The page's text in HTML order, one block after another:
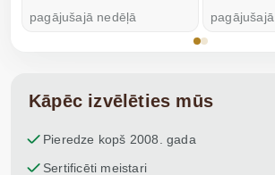
pagājušajā nedēļā
Kāpēc izvēlēties mūs
Pieredze kopš 2008. gada
Sertificēti meistari